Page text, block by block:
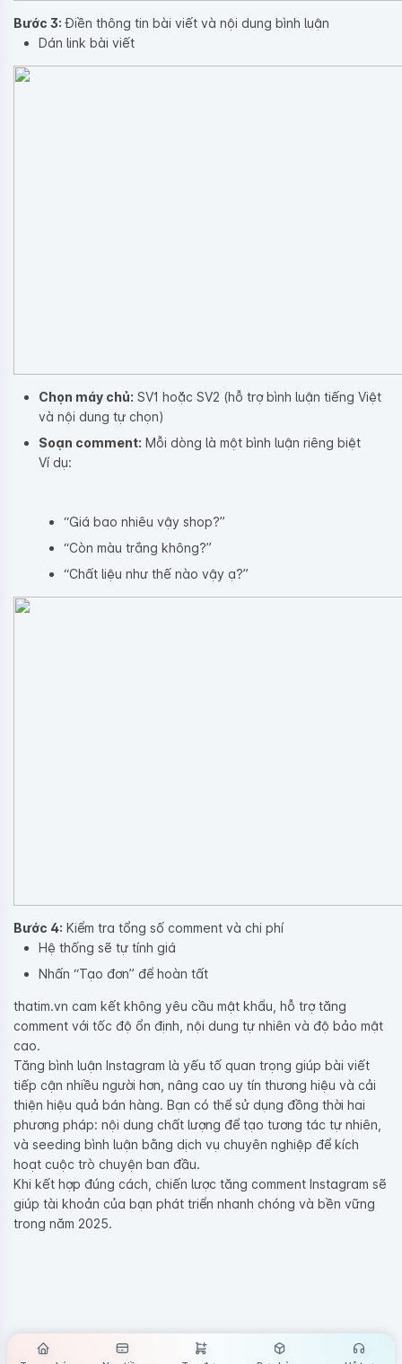
Bước 3: Điền thông tin bài viết và nội dung bình luận
Dán link bài viết
Chọn máy chủ: SV1 hoặc SV2 (hỗ trợ bình luận tiếng Việt
và nội dung tự chọn)
Soạn comment: Mỗi dòng là một bình luận riêng biệt
Ví dụ:
“Giá bao nhiêu vậy shop?”
“Còn màu trắng không?”
“Chất liệu như thế nào vậy ạ?”
Bước 4: Kiểm tra tổng số comment và chi phí
Hệ thống sẽ tự tính giá
Nhấn “Tạo đơn” để hoàn tất
thatim.vn cam kết không yêu cầu mật khẩu, hỗ trợ tăng
comment với tốc độ ổn định, nội dung tự nhiên và độ bảo mật
cao.
Tăng bình luận Instagram là yếu tố quan trọng giúp bài viết
tiếp cận nhiều người hơn, nâng cao uy tín thương hiệu và cải
thiện hiệu quả bán hàng. Bạn có thể sử dụng đồng thời hai
phương pháp: nội dung chất lượng để tạo tương tác tự nhiên,
và seeding bình luận bằng dịch vụ chuyên nghiệp để kích
hoạt cuộc trò chuyện ban đầu.
Khi kết hợp đúng cách, chiến lược tăng comment Instagram sẽ
giúp tài khoản của bạn phát triển nhanh chóng và bền vững
trong năm 2025.